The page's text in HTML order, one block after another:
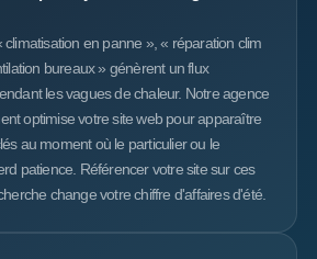
climatisation en panne », « réparation clim
bureaux » génèrent un flux
les vagues de chaleur. Notre agence
optimise votre site web pour apparaître
au moment où le particulier ou le
patience. Référencer votre site sur ces
change votre chiffre d'affaires d'été.